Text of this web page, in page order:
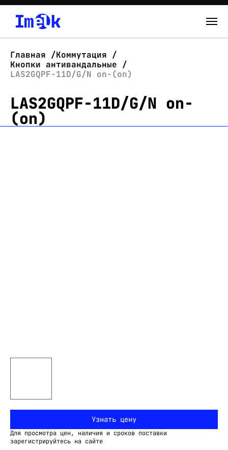
О нас
Новости
Склад
Главная
Коммутация
Кнопки антивандальные
LAS2GQPF-11D/G/N on-(on)
LAS2GQPF-11D/G/N on-
(on)
Узнать цену
Для просмотра цен, наличия и сроков поставки
зарегистрируйтесь на сайте